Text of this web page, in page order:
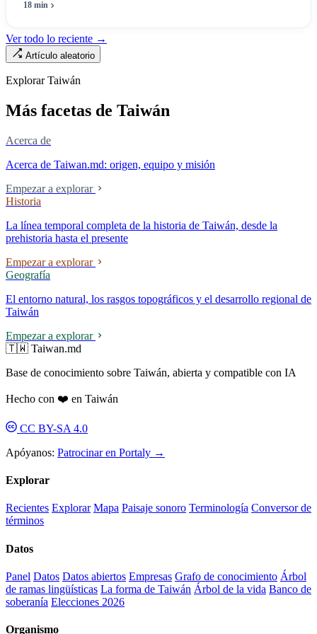
máximo una enfermera», pero no puede escribir «si existe esa
Ley de Médicos, es la ley raíz sobre cómo existe la institución del
«hospital» en Taiwán, y la tensión sin resolver durante cuarenta años
mercado.
18 min
Ver todo lo reciente →
Artículo aleatorio
Explorar Taiwán
Más facetas de Taiwán
Acerca de
Acerca de Taiwan.md: origen, equipo y misión
Empezar a explorar
Historia
La línea temporal completa de la historia de Taiwán, desde la
prehistoria hasta el presente
Empezar a explorar
Geografía
El entorno natural, los rasgos topográficos y el desarrollo regional de
Taiwán
Empezar a explorar
🇹🇼 Taiwan.md
Base de conocimiento sobre Taiwán, abierta y compatible con IA
Hecho con ❤️ en Taiwán
CC BY-SA 4.0
Apóyanos: Patrocinar en Portaly →
Explorar
Recientes Explorar Mapa Paisaje sonoro Terminología Conversor de
términos
Datos
Panel Datos Datos abiertos Empresas Grafo de conocimiento Árbol
de ramas lingüísticas La forma de Taiwán Árbol de la vida Banco de
soberanía Elecciones 2026
Organismo